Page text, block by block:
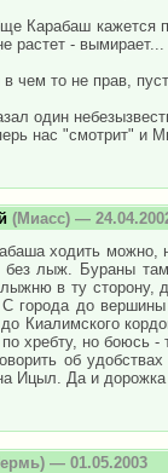
Карабаш кажется
растет - вымирает...
в чем то не прав,
один
нас "смотрит" и
(Миасс) —
ходить можно,
без лыж. Бураны
в ту сторону,
города до вершины
Киалимского
по хребту, но боюсь
об
Ицыл. Да и
— 01.05.2003